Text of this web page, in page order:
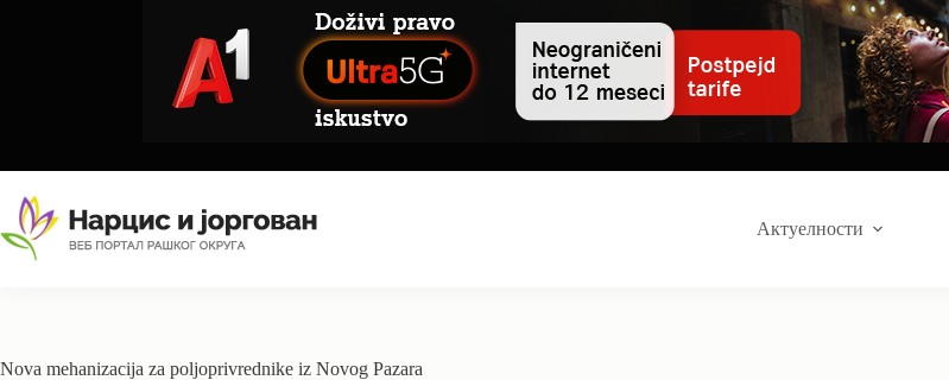
Актуелности
Nova mehanizacija za poljoprivrednike iz Novog Pazara